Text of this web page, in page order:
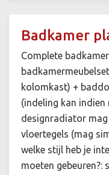
Badkamer
Complete
kolomkast) +
(indeling kan
designradiator mag
vloertegels (mag
welke stijl heb je
moeten gebeuren?: